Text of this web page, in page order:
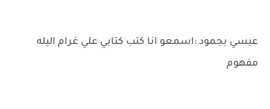
عيسي بجمود :اسمعو انا كتب كتابي علي غرام اليله
مفهوم